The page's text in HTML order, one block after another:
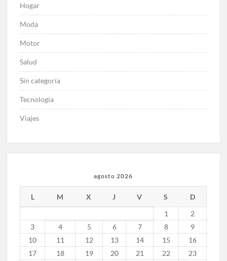
Hogar
Moda
Motor
Salud
Sin categoría
Tecnología
Viajes
agosto 2026
L M X J V S
D
1
2
3
4 5 6 7 8
9
10
11 12 13 14 15
16
17
18 19 20 21 22
23